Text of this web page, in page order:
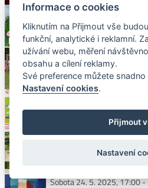
Sobota 24. 5. 2025
Letnice
Hoslovice, mlýn
Sobota 24. 5. 2025
Pivoňův běh
Na Křižatkách
Sobota 24. 5. 2025 od 10:00
17. ročník ”Na kole, kam
Velké Nepodřice Klubovna
Setkání rodáků a přátel
Sobota 24. 5. 2025, 17:00
Informace o cookies
Kliknutím na Přijmout vše
funkční, analytické i reklamní.
užívání webu, měření
obsahu a cílení reklamy.
Své preference můžete
Nastavení cookies.
Přijmout
Nastavení